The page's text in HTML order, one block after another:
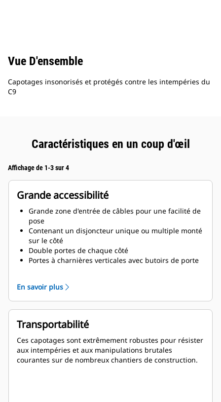
Vue D'ensemble
Capotages insonorisés et protégés contre les intempéries du
C9
Caractéristiques en un coup d'œil
Affichage de 1-3 sur 4
Grande accessibilité
Grande zone d'entrée de câbles pour une facilité de
pose
Contenant un disjoncteur unique ou multiple monté
sur le côté
Double portes de chaque côté
Portes à charnières verticales avec butoirs de porte
Vidanges d'huile de lubrification et de liquide de
refroidissement acheminées vers l'extérieur de la
base du capotage
En savoir plus
Transportabilité
Ces capotages sont extrêmement robustes pour résister
aux intempéries et aux manipulations brutales
courantes sur de nombreux chantiers de construction.